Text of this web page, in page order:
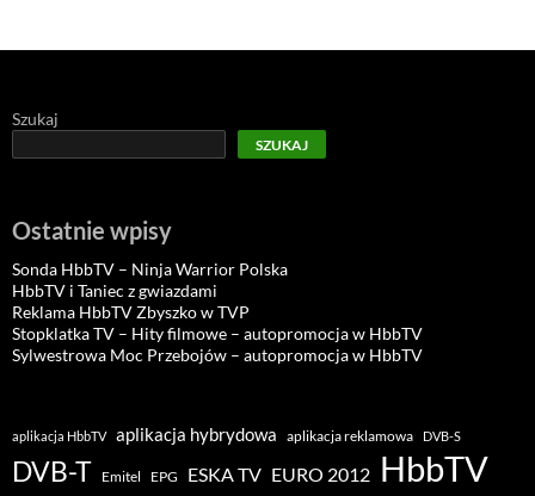
Szukaj
SZUKAJ
Ostatnie wpisy
Sonda HbbTV – Ninja Warrior Polska
HbbTV i Taniec z gwiazdami
Reklama HbbTV Zbyszko w TVP
Stopklatka TV – Hity filmowe – autopromocja w HbbTV
Sylwestrowa Moc Przebojów – autopromocja w HbbTV
aplikacja HbbTV aplikacja hybrydowa aplikacja reklamowa DVB-S
DVB-T Emitel EPG ESKA TV EURO 2012 HbbTV